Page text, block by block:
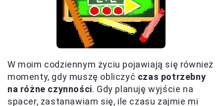
W moim codziennym życiu pojawiają się również
momenty, gdy muszę obliczyć czas potrzebny
na różne czynności. Gdy planuję wyjście na
spacer, zastanawiam się, ile czasu zajmie mi